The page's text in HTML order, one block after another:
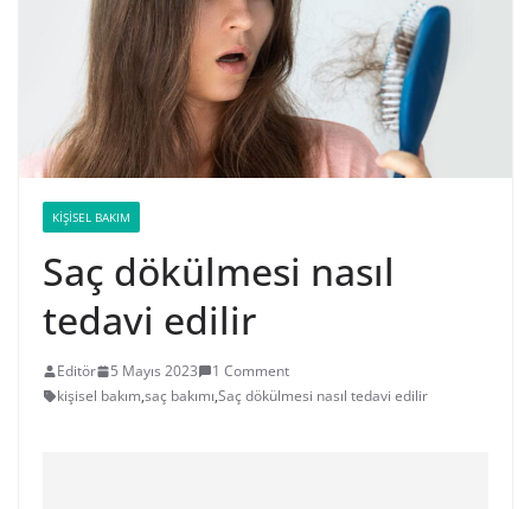
KIŞISEL BAKIM
Saç dökülmesi nasıl
tedavi edilir
Editör 5 Mayıs 2023
1 Comment
kişisel bakım,saç bakımı,Saç dökülmesi nasıl tedavi edilir